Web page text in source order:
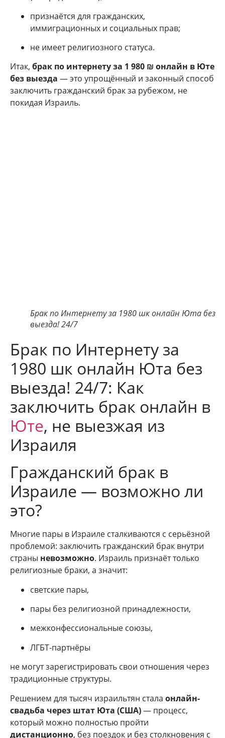
признаётся для гражданских,
иммиграционных и социальных прав;
не имеет религиозного статуса.
Итак, брак по интернету за 1 980 ₪ онлайн в Юте
без выезда — это упрощённый и законный способ
заключить гражданский брак за рубежом, не
покидая Израиль.
Брак по Интернету за 1980 шк онлайн Юта без
выезда! 24/7
Брак по Интернету за
1980 шк онлайн Юта без
выезда! 24/7: Как
заключить брак онлайн в
Юте, не выезжая из
Израиля
Гражданский брак в
Израиле — возможно ли
это?
Многие пары в Израиле сталкиваются с серьёзной
проблемой: заключить гражданский брак внутри
страны невозможно. Израиль признаёт только
религиозные браки, а значит:
светские пары,
пары без религиозной принадлежности,
межконфессиональные союзы,
ЛГБТ-партнёры
не могут зарегистрировать свои отношения через
традиционные структуры.
Решением для тысяч израильтян стала онлайн-
свадьба через штат Юта (США)— процесс,
который можно полностью пройти
дистанционно, без поездок и без столкновения с